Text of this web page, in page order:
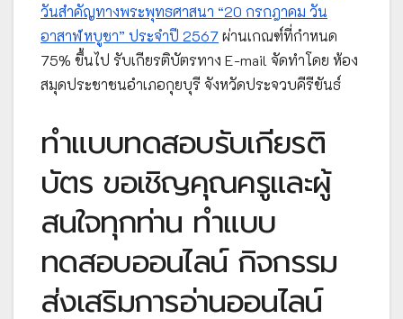
วันสำคัญทางพระพุทธศาสนา “20 กรกฎาคม วัน
อาสาฬหบูชา” ประจำปี 2567ผ่านเกณฑ์ที่กำหนด
75% ขึ้นไป รับเกียรติบัตรทาง E-mail จัดทำโดย ห้อง
สมุดประชาชนอำเภอกุยบุรี จังหวัดประจวบคีรีขันธ์
ทำแบบทดสอบรับเกียรติ
บัตร ขอเชิญคุณครูและผู้
สนใจทุกท่าน ทำแบบ
ทดสอบออนไลน์ กิจกรรม
ส่งเสริมการอ่านออนไลน์